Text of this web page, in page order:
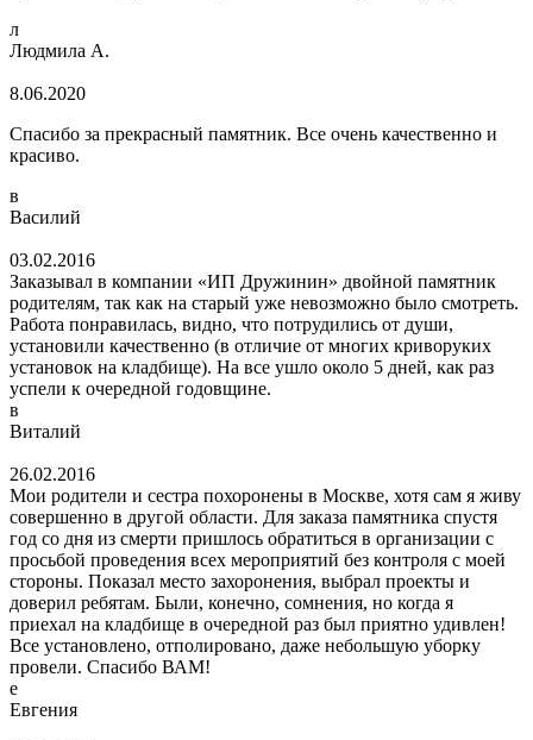
л
Людмила А.
8.06.2020
Спасибо за прекрасный памятник. Все очень качественно и
красиво.
в
Василий
03.02.2016
Заказывал в компании «ИП Дружинин» двойной памятник
родителям, так как на старый уже невозможно было смотреть.
Работа понравилась, видно, что потрудились от души,
установили качественно (в отличие от многих криворуких
установок на кладбище). На все ушло около 5 дней, как раз
успели к очередной годовщине.
в
Виталий
26.02.2016
Мои родители и сестра похоронены в Москве, хотя сам я живу
совершенно в другой области. Для заказа памятника спустя
год со дня из смерти пришлось обратиться в организации с
просьбой проведения всех мероприятий без контроля с моей
стороны. Показал место захоронения, выбрал проекты и
доверил ребятам. Были, конечно, сомнения, но когда я
приехал на кладбище в очередной раз был приятно удивлен!
Все установлено, отполировано, даже небольшую уборку
провели. Спасибо ВАМ!
е
Евгения